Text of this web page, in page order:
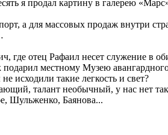
я продал картину в галерею
а для массовых продаж внутри
где отец Рафаил несет служение в
местному Музею
исходили такие легкость и свет?
талант необычный, у нас нет
Шульженко, Баянова...